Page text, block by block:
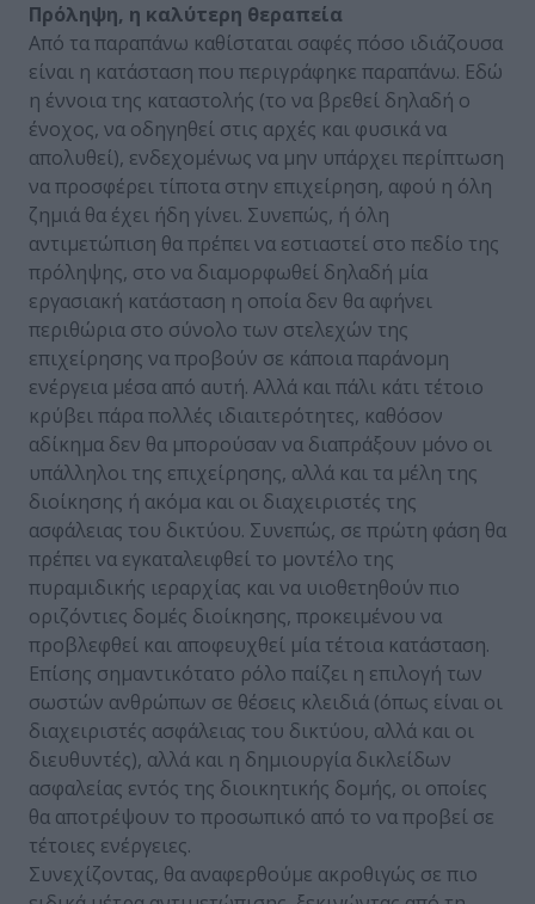
Πρόληψη, η καλύτερη θεραπεία
Από τα παραπάνω καθίσταται σαφές πόσο ιδιάζουσα
είναι η κατάσταση που περιγράφηκε παραπάνω. Εδώ
η έννοια της καταστολής (το να βρεθεί δηλαδή ο
ένοχος, να οδηγηθεί στις αρχές και φυσικά να
απολυθεί), ενδεχομένως να μην υπάρχει περίπτωση
να προσφέρει τίποτα στην επιχείρηση, αφού η όλη
ζημιά θα έχει ήδη γίνει. Συνεπώς, ή όλη
αντιμετώπιση θα πρέπει να εστιαστεί στο πεδίο της
πρόληψης, στο να διαμορφωθεί δηλαδή μία
εργασιακή κατάσταση η οποία δεν θα αφήνει
περιθώρια στο σύνολο των στελεχών της
επιχείρησης να προβούν σε κάποια παράνομη
ενέργεια μέσα από αυτή. Αλλά και πάλι κάτι τέτοιο
κρύβει πάρα πολλές ιδιαιτερότητες, καθόσον
αδίκημα δεν θα μπορούσαν να διαπράξουν μόνο οι
υπάλληλοι της επιχείρησης, αλλά και τα μέλη της
διοίκησης ή ακόμα και οι διαχειριστές της
ασφάλειας του δικτύου. Συνεπώς, σε πρώτη φάση θα
πρέπει να εγκαταλειφθεί το μοντέλο της
πυραμιδικής ιεραρχίας και να υιοθετηθούν πιο
οριζόντιες δομές διοίκησης, προκειμένου να
προβλεφθεί και αποφευχθεί μία τέτοια κατάσταση.
Επίσης σημαντικότατο ρόλο παίζει η επιλογή των
σωστών ανθρώπων σε θέσεις κλειδιά (όπως είναι οι
διαχειριστές ασφάλειας του δικτύου, αλλά και οι
διευθυντές), αλλά και η δημιουργία δικλείδων
ασφαλείας εντός της διοικητικής δομής, οι οποίες
θα αποτρέψουν το προσωπικό από το να προβεί σε
τέτοιες ενέργειες.
Συνεχίζοντας, θα αναφερθούμε ακροθιγώς σε πιο